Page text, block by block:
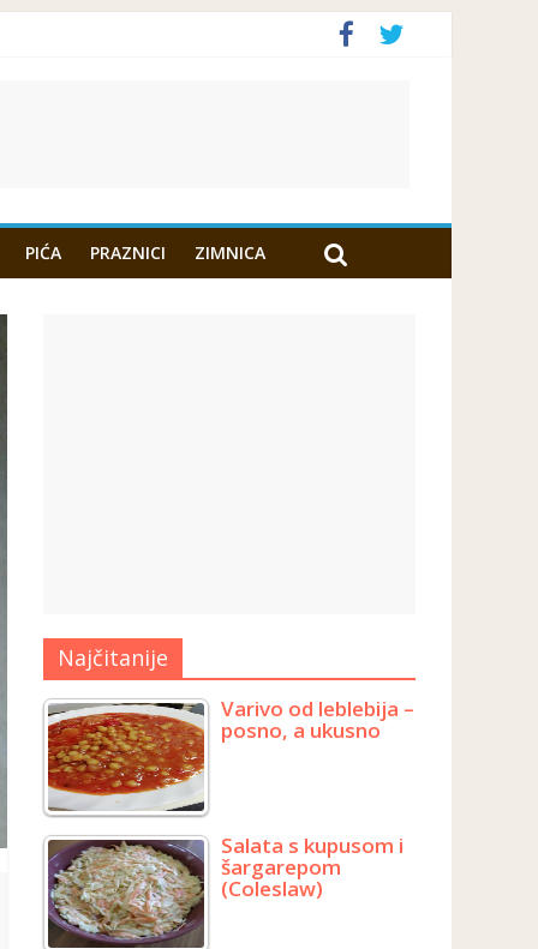
PIĆA PRAZNICI ZIMNICA
Najčitanije
Varivo od leblebija –
posno, a ukusno
Salata s kupusom i
šargarepom
(Coleslaw)